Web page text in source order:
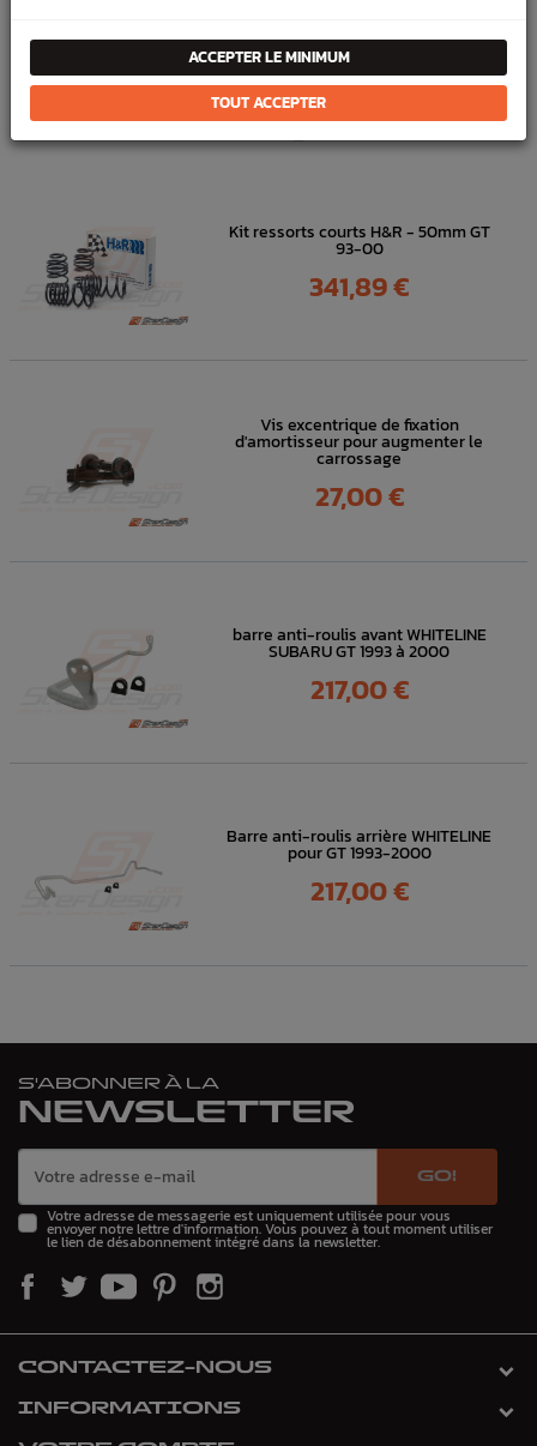
DANSLA MÊME
CATÉGORIE
Kit ressorts courts H&R - 50mm GT
93-00
Prix
341,89 €
Vis excentrique de fixation
d'amortisseur pour augmenter le
carrossage
Prix
27,00 €
barre anti-roulis avant WHITELINE
SUBARU GT 1993 à 2000
Prix
217,00 €
Barre anti-roulis arrière WHITELINE
pour GT 1993-2000
Prix
217,00 €
S'ABONNER À LA
NEWSLETTER
GO!
Votre adresse de messagerie est uniquement utilisée pour vous
envoyer notre lettre d'information. Vous pouvez à tout moment utiliser
le lien de désabonnement intégré dans la newsletter.
CONTACTEZ-NOUS
INFORMATIONS
ACCEPTER LE MINIMUM
TOUT ACCEPTER